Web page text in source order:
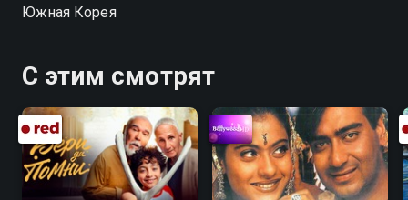
Южная Корея
С этим смотрят